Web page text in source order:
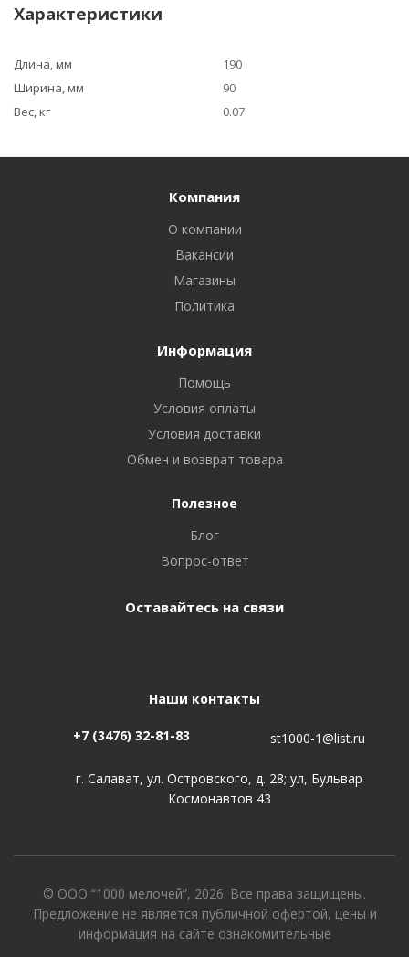
Характеристики
Длина, мм
190
Ширина, мм
90
Вес, кг
0.07
Компания
О компании
Вакансии
Магазины
Политика
Информация
Помощь
Условия оплаты
Условия доставки
Обмен и возврат товара
Полезное
Блог
Вопрос-ответ
Оставайтесь на связи
Наши контакты
+7 (3476) 32-81-83 st1000-1@list.ru
г. Салават, ул. Островского, д. 28; ул, Бульвар
Космонавтов 43
© ООО “1000 мелочей”, 2026. Все права защищены.
Предложение не является публичной офертой, цены и
информация на сайте ознакомительные